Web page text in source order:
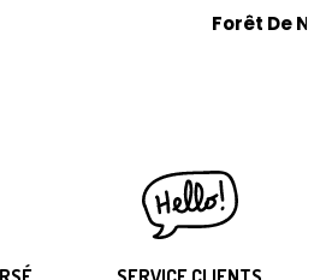
Forêt De